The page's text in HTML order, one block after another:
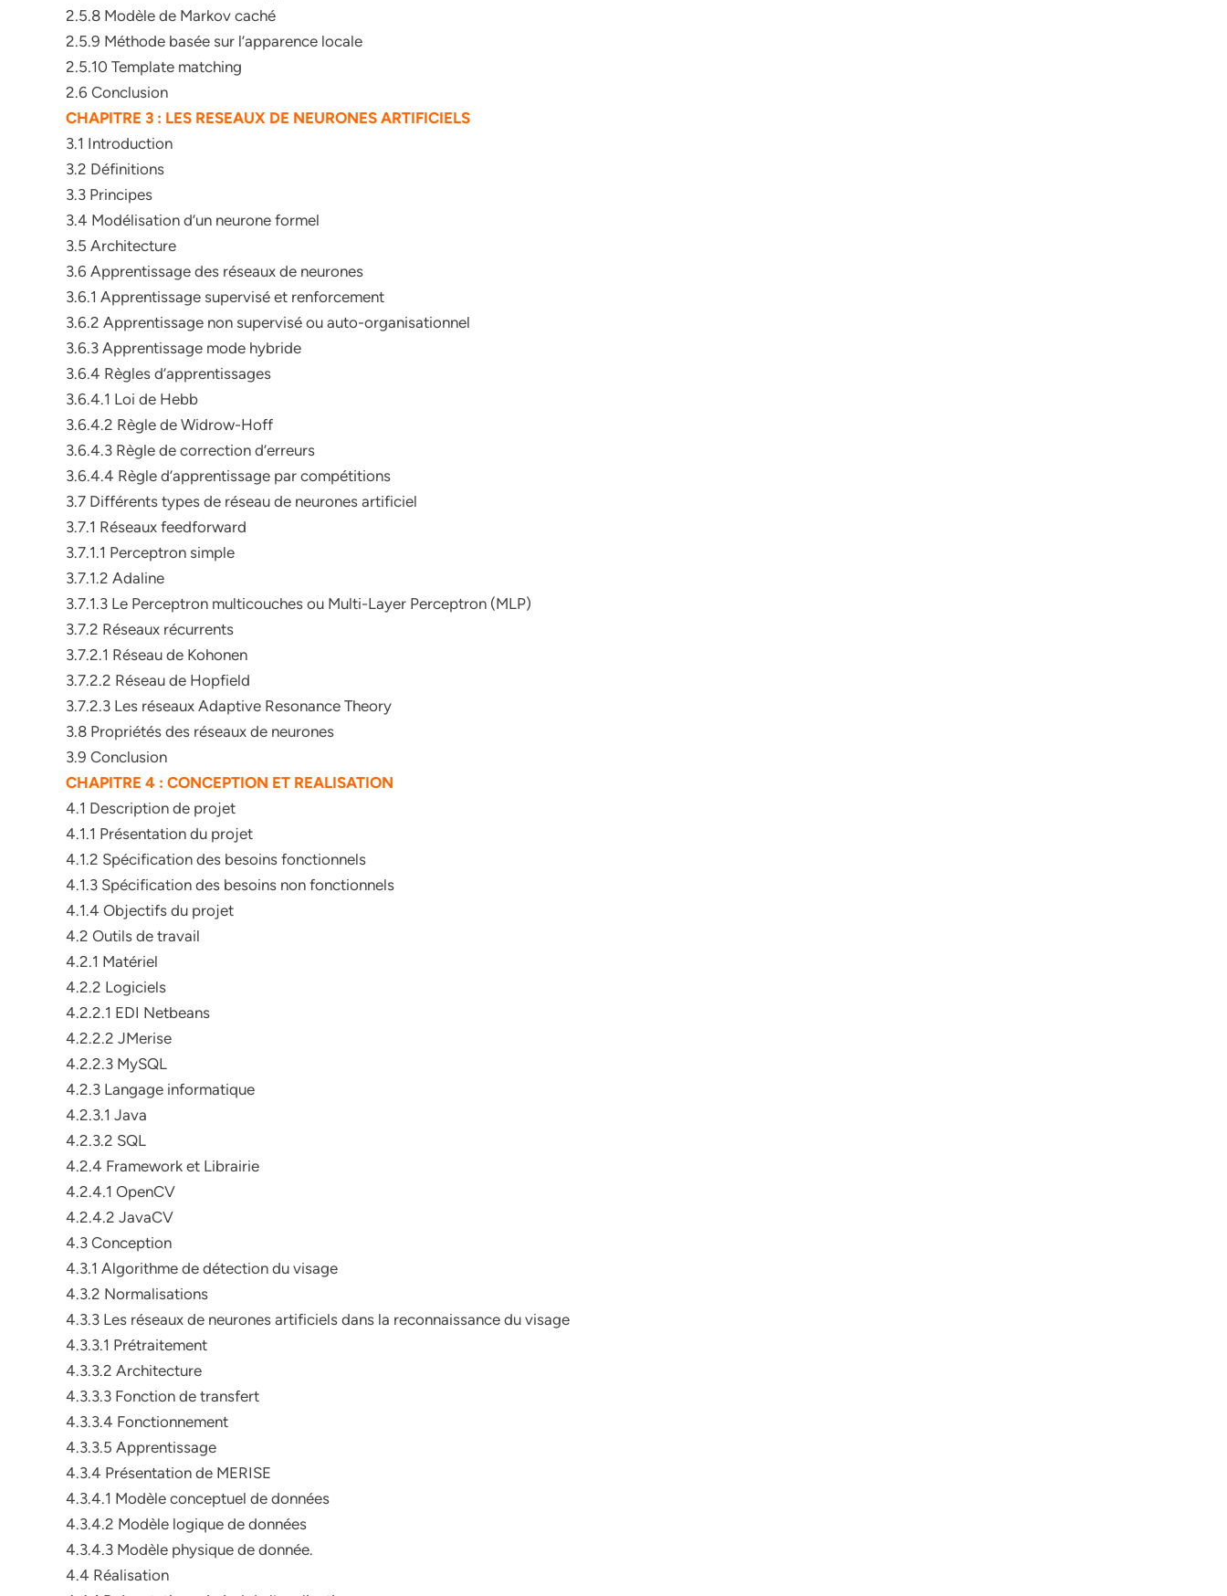
2.5.8 Modèle de Markov caché
2.5.9 Méthode basée sur l’apparence locale
2.5.10 Template matching
2.6 Conclusion
CHAPITRE 3 : LES RESEAUX DE NEURONES ARTIFICIELS
3.1 Introduction
3.2 Définitions
3.3 Principes
3.4 Modélisation d’un neurone formel
3.5 Architecture
3.6 Apprentissage des réseaux de neurones
3.6.1 Apprentissage supervisé et renforcement
3.6.2 Apprentissage non supervisé ou auto-organisationnel
3.6.3 Apprentissage mode hybride
3.6.4 Règles d’apprentissages
3.6.4.1 Loi de Hebb
3.6.4.2 Règle de Widrow-Hoff
3.6.4.3 Règle de correction d’erreurs
3.6.4.4 Règle d’apprentissage par compétitions
3.7 Différents types de réseau de neurones artificiel
3.7.1 Réseaux feedforward
3.7.1.1 Perceptron simple
3.7.1.2 Adaline
3.7.1.3 Le Perceptron multicouches ou Multi-Layer Perceptron (MLP)
3.7.2 Réseaux récurrents
3.7.2.1 Réseau de Kohonen
3.7.2.2 Réseau de Hopfield
3.7.2.3 Les réseaux Adaptive Resonance Theory
3.8 Propriétés des réseaux de neurones
3.9 Conclusion
CHAPITRE 4 : CONCEPTION ET REALISATION
4.1 Description de projet
4.1.1 Présentation du projet
4.1.2 Spécification des besoins fonctionnels
4.1.3 Spécification des besoins non fonctionnels
4.1.4 Objectifs du projet
4.2 Outils de travail
4.2.1 Matériel
4.2.2 Logiciels
4.2.2.1 EDI Netbeans
4.2.2.2 JMerise
4.2.2.3 MySQL
4.2.3 Langage informatique
4.2.3.1 Java
4.2.3.2 SQL
4.2.4 Framework et Librairie
4.2.4.1 OpenCV
4.2.4.2 JavaCV
4.3 Conception
4.3.1 Algorithme de détection du visage
4.3.2 Normalisations
4.3.3 Les réseaux de neurones artificiels dans la reconnaissance du visage
4.3.3.1 Prétraitement
4.3.3.2 Architecture
4.3.3.3 Fonction de transfert
4.3.3.4 Fonctionnement
4.3.3.5 Apprentissage
4.3.4 Présentation de MERISE
4.3.4.1 Modèle conceptuel de données
4.3.4.2 Modèle logique de données
4.3.4.3 Modèle physique de donnée.
4.4 Réalisation